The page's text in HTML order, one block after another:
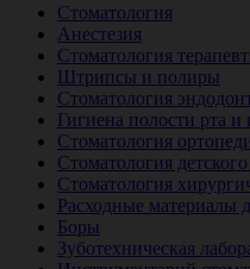
Стоматология
Анестезия
Стоматология
Штрипсы и полиры
Стоматология
Гигиена полости рта и
Стоматология
Стоматология
Стоматология
Расходные материалы
Боры
Зуботехническая